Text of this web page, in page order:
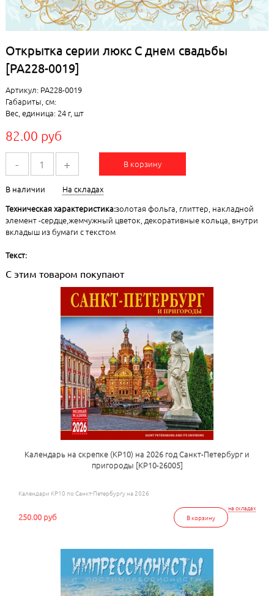
Открытка серии люкс С днем свадьбы
[РА228-0019]
Артикул: РА228-0019
Габариты, см:
Вес, единица: 24 г, шт
82.00 руб
- + В корзину
В наличии
На складах
Техническая характеристика:золотая фольга, глиттер, накладной
элемент -сердце,жемчужный цветок, декоративные кольца, внутри
вкладыш из бумаги с текстом
Текст:
С этим товаром покупают
Календарь на скрепке (КР10) на 2026 год Санкт-Петербург и
пригороды [КР10-26005]
Календари КР10 по Санкт-Петербургу на 2026
на складах
В корзину
250.00 руб